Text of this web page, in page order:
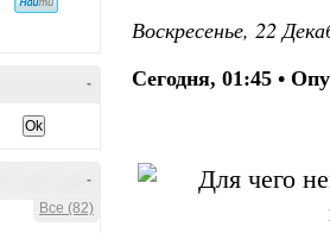
-
-
Все (82)
Воскресенье, 22
Сегодня, 01:45 •